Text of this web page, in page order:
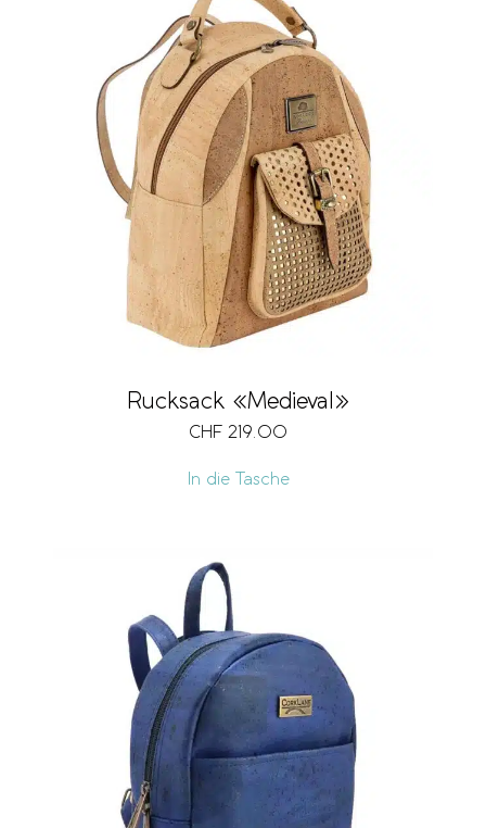
Rucksack «Medieval»
CHF 219.00
In die Tasche